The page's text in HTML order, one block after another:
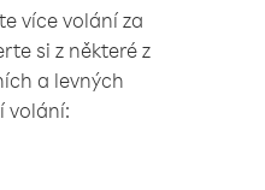
více volání za
si z některé z
a levných
volání: